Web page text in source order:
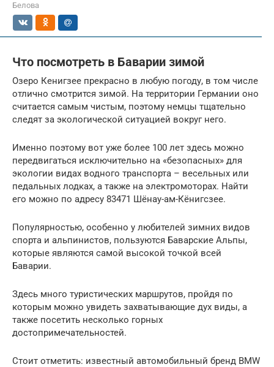
Белова
Что посмотреть в Баварии зимой
Озеро Кенигзее прекрасно в любую погоду, в том числе
отлично смотрится зимой. На территории Германии оно
считается самым чистым, поэтому немцы тщательно
следят за экологической ситуацией вокруг него.
Именно поэтому вот уже более 100 лет здесь можно
передвигаться исключительно на «безопасных» для
экологии видах водного транспорта – весельных или
педальных лодках, а также на электромоторах. Найти
его можно по адресу 83471 Шёнау-ам-Кёнигсзее.
Популярностью, особенно у любителей зимних видов
спорта и альпинистов, пользуются Баварские Альпы,
которые являются самой высокой точкой всей
Баварии.
Здесь много туристических маршрутов, пройдя по
которым можно увидеть захватывающие дух виды, а
также посетить несколько горных
достопримечательностей.
Стоит отметить: известный автомобильный бренд BMW